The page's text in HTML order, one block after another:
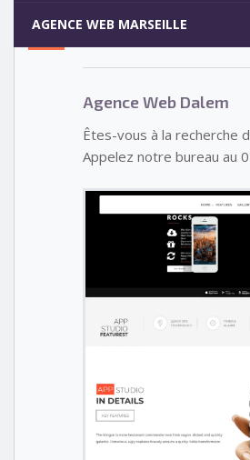
AGENCE WEB MARSEILLE
Votre site internet pour 29€
Agence Web Dalem
Êtes-vous à la recherche
Appelez notre bureau au